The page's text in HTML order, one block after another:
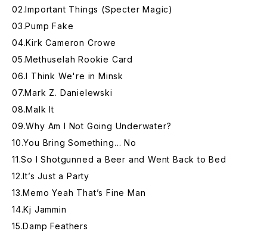
02.Important Things (Specter Magic)
03.Pump Fake
04.Kirk Cameron Crowe
05.Methuselah Rookie Card
06.I Think We're in Minsk
07.Mark Z. Danielewski
08.Malk It
09.Why Am I Not Going Underwater?
10.You Bring Something… No
11.So I Shotgunned a Beer and Went Back to Bed
12.It’s Just a Party
13.Memo Yeah That’s Fine Man
14.Kj Jammin
15.Damp Feathers